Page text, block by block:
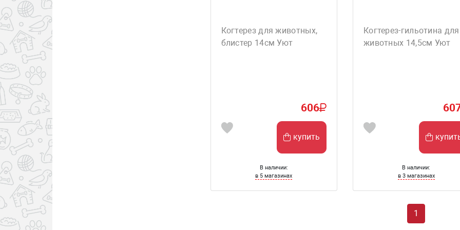
Когтерез для животных,
блистер 14см Уют
606
купить
В наличии:
в 5 магазинах
Когтерез-гильотина для
животных 14,5см Уют
В наличии:
в 3 магазинах
1